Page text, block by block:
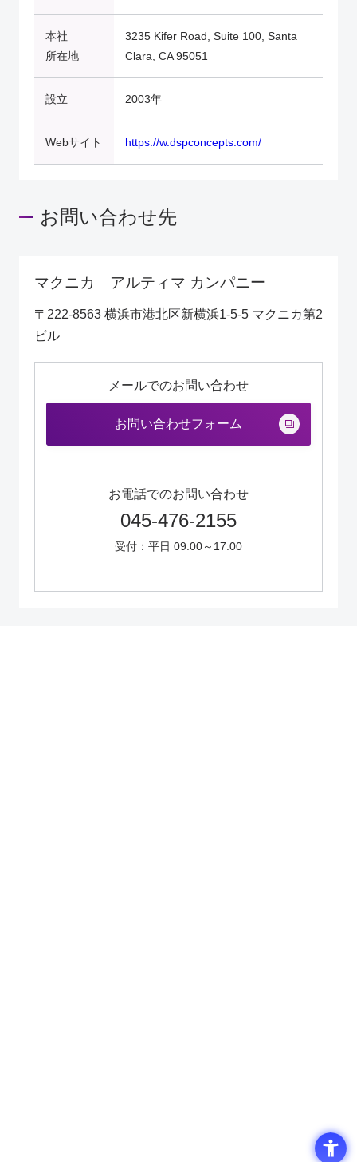
本社
所在地
3235 Kifer Road, Suite 100, Santa
Clara, CA 95051
設立 2003年
Webサイト https://w.dspconcepts.com/
お問い合わせ先
マクニカ アルティマ カンパニー
〒222-8563 横浜市港北区新横浜1-5-5 マクニカ第2
ビル
メールでのお問い合わせ
お問い合わせフォーム
お電話でのお問い合わせ
045-476-2155
受付：平日 09:00～17:00